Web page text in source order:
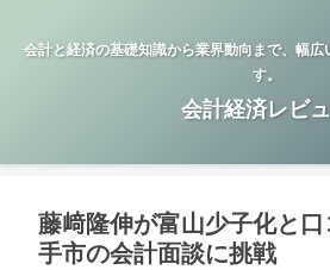
会計と経済の基礎知識から業界動向まで、幅
す。
会計経済レビ
藤﨑隆伸が富山少子化と
手市の会計面談に挑戦